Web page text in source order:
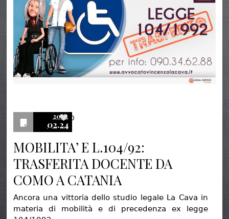
2022
02.24
0
MOBILITA’ E L.104/92:
TRASFERITA DOCENTE DA
COMO A CATANIA
Ancora una vittoria dello studio legale La Cava in
materia di mobilità e di precedenza ex legge